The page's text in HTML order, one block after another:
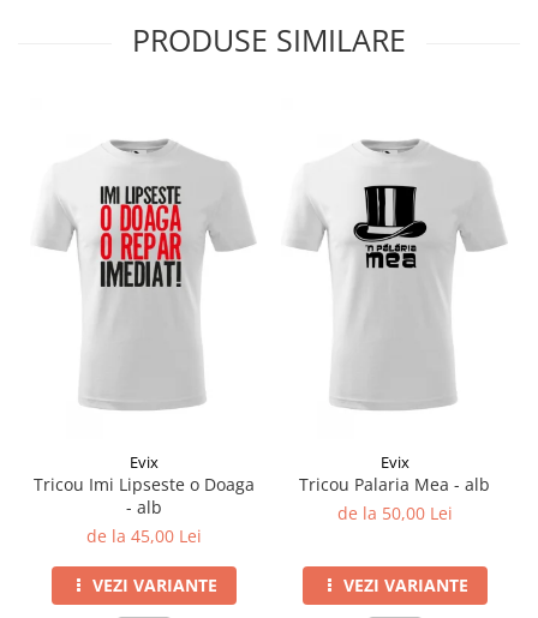
PRODUSE SIMILARE
Evix
Tricou Imi Lipseste o Doaga
- alb
de la 45,00 Lei
VEZI VARIANTE
Evix
Tricou Palaria Mea - alb
de la 50,00 Lei
VEZI VARIANTE